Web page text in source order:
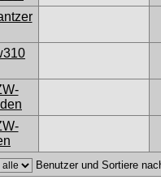
Benutzer und Sortiere